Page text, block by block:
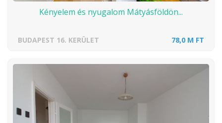
Kényelem és nyugalom Mátyásföldön...
BUDAPEST 16. KERÜLET 78,0 M FT